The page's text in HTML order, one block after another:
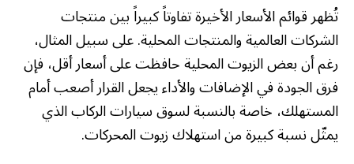
تُظهر قوائم الأسعار الأخيرة تفاوتاً كبيراً بين منتجات
الشركات العالمية والمنتجات المحلية. على سبيل المثال،
رغم أن بعض الزيوت المحلية حافظت على أسعار أقل، فإن
فرق الجودة في الإضافات والأداء يجعل القرار أصعب أمام
المستهلك، خاصة بالنسبة لسوق سيارات الركاب الذي
يمثّل نسبة كبيرة من استهلاك زيوت المحركات.